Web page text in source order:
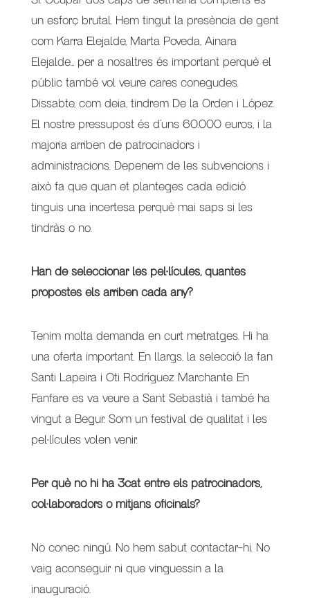
un esforç brutal. Hem tingut la presència de gent
com Karra Elejalde, Marta Poveda, Ainara
Elejalde… per a nosaltres és important perquè el
públic també vol veure cares conegudes.
Dissabte, com deia, tindrem De la Orden i López.
El nostre pressupost és d’uns 60.000 euros, i la
majoria arriben de patrocinadors i
administracions. Depenem de les subvencions i
això fa que quan et planteges cada edició
tinguis una incertesa perquè mai saps si les
tindràs o no.
Han de seleccionar les pel·lícules, quantes
propostes els arriben cada any?
Tenim molta demanda en curt metratges. Hi ha
una oferta important. En llargs, la selecció la fan
Santi Lapeira i Oti Rodríguez Marchante. En
Fanfare es va veure a Sant Sebastià i també ha
vingut a Begur. Som un festival de qualitat i les
pel·lícules volen venir.
Per què no hi ha 3cat entre els patrocinadors,
col·laboradors o mitjans oficinals?
No conec ningú. No hem sabut contactar-hi. No
vaig aconseguir ni que vinguessin a la
inauguració.